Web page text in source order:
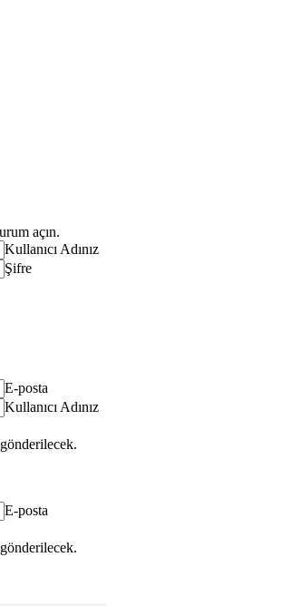
açın.
Kullanıcı Adınız
Şifre
E-posta
Kullanıcı Adınız
E-posta